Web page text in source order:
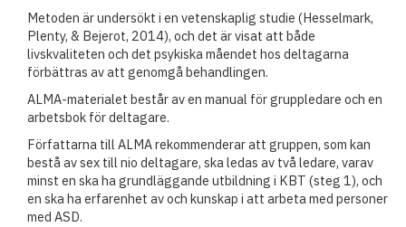
Metoden är undersökt i en vetenskaplig studie (Hesselmark,
Plenty, & Bejerot, 2014), och det är visat att både
livskvaliteten och det psykiska måendet hos deltagarna
förbättras av att genomgå behandlingen.
ALMA-materialet består av en manual för gruppledare och en
arbetsbok för deltagare.
Författarna till ALMA rekommenderar att gruppen, som kan
bestå av sex till nio deltagare, ska ledas av två ledare, varav
minst en ska ha grundläggande utbildning i KBT (steg 1), och
en ska ha erfarenhet av och kunskap i att arbeta med personer
med ASD.